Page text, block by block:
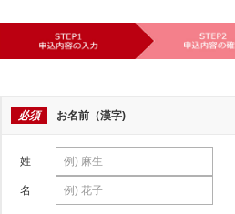
必須 お名前（漢字)
姓
名